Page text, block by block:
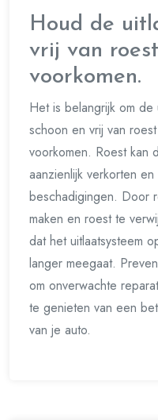
Houd de
vrij van
voorkomen.
Het is belangrijk om de
schoon en vrij van
voorkomen. Roest kan
aanzienlijk verkorten
beschadigingen. Door
maken en roest te
dat het uitlaatsysteem
langer meegaat.
om onverwachte
te genieten van een
van je auto.